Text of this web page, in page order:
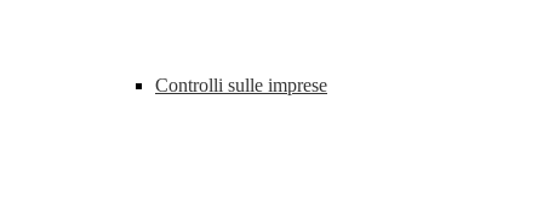
Controlli sulle imprese